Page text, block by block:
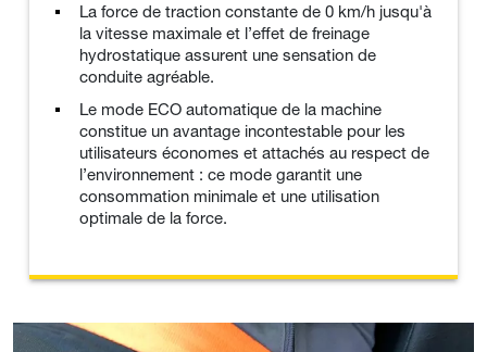
La force de traction constante de 0 km/h jusqu'à
la vitesse maximale et l’effet de freinage
hydrostatique assurent une sensation de
conduite agréable.
Le mode ECO automatique de la machine
constitue un avantage incontestable pour les
utilisateurs économes et attachés au respect de
l’environnement : ce mode garantit une
consommation minimale et une utilisation
optimale de la force.